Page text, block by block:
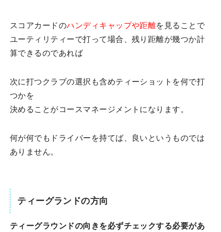
スコアカードのハンディキャップや距離を見ることで
ユーティリティーで打って場合、残り距離が幾つか計
算できるのであれば
次に打つクラブの選択も含めティーショットを何で打
つかを
決めることがコースマネージメントになります。
何が何でもドライバーを持てば、良いというものでは
ありません。
ティーグランドの方向
ティーグラウンドの向きを必ずチェックする必要があ